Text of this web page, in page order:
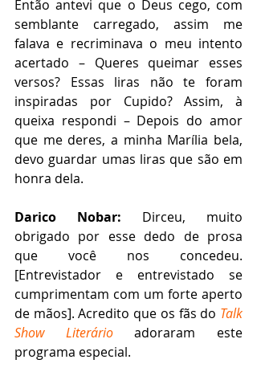
Então antevi que o Deus cego, com
semblante carregado, assim me
falava e recriminava o meu intento
acertado – Queres queimar esses
versos? Essas liras não te foram
inspiradas por Cupido? Assim, à
queixa respondi – Depois do amor
que me deres, a minha Marília bela,
devo guardar umas liras que são em
honra dela.
Darico Nobar: Dirceu, muito
obrigado por esse dedo de prosa
que você nos concedeu.
[Entrevistador e entrevistado se
cumprimentam com um forte aperto
de mãos]. Acredito que os fãs do Talk
Show Literário
adoraram este
programa especial.